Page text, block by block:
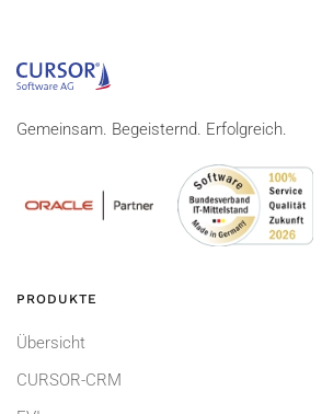
Gemeinsam. Begeisternd. Erfolgreich.
PRODUKTE
Übersicht
CURSOR-CRM